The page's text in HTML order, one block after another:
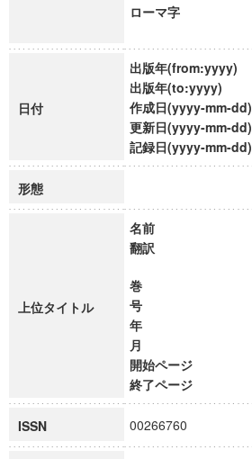
ローマ字
日付
出版年(from:yyyy)
出版年(to:yyyy)
作成日(yyyy-mm-dd)
更新日(yyyy-mm-dd)
記録日(yyyy-mm-dd)
形態
上位タイトル
名前
翻訳
巻
号
年
月
開始ページ
終了ページ
ISSN 00266760